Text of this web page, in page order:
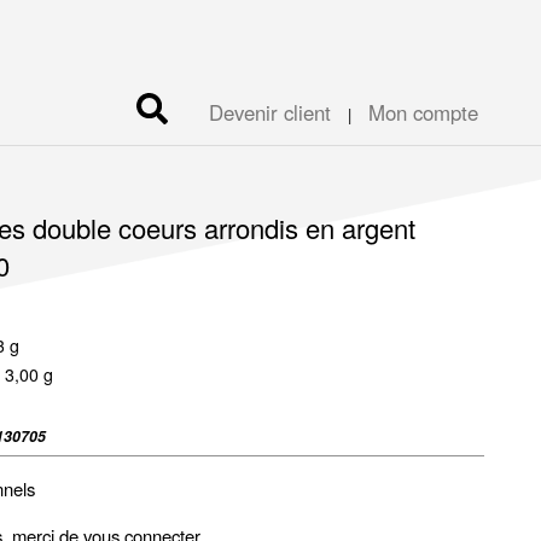
Devenir client | Mon compte
double coeurs arrondis en argent
g
g
merci de vousconnecter.